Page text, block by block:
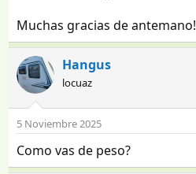
Muchas gracias de antemano!
Hangus
locuaz
5 Noviembre 2025
Como vas de peso?